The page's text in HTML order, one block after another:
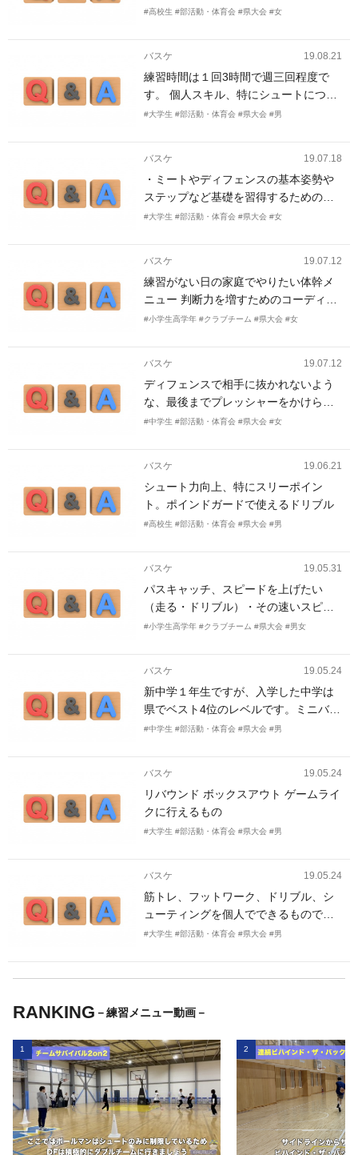
手くなればいいというのはわかってい
しても、何をすればいいかわかりませ
ん。個人練習で上手くなるにはどうす
ればいいでしょうか。それと、実力を
つける、ということについて教えてく
#高校生 #部活動・体育会 #県大会 #女
バスケ 19.08.21
練習時間は１回3時間で週三回程度で
す。 個人スキル、特にシュートにつな
がる部分とピックアンドロールのスキ
携の部分を詰める練習メニューがあり
ましたら教えていただきたいです。
#大学生 #部活動・体育会 #県大会 #男
バスケ 19.07.18
・ミートやディフェンスの基本姿勢や
ステップなど基礎を習得するための練
習 ・人数が少ないため、初心者でも試
基礎を習得できるようにして、経験者
は練習レベルを落とさない練習がした
い
#大学生 #部活動・体育会 #県大会 #女
バスケ 19.07.12
練習がない日の家庭でやりたい体幹メ
ニュー 判断力を増すためのコーディネ
ーション 速く走れるようになるための
#小学生高学年 #クラブチーム #県大会 #女
バスケ 19.07.12
ディフェンスで相手に抜かれないよう
な、最後までプレッシャーをかけられ
る足を作りたい。オフェンスでは1on1
#中学生 #部活動・体育会 #県大会 #女
バスケ 19.06.21
シュート力向上、特にスリーポイン
ト。ポインドガードで使えるドリブル
#高校生 #部活動・体育会 #県大会 #男
バスケ 19.05.31
パスキャッチ、スピードを上げたい
（走る・ドリブル）・その速いスピー
ドでの判断力
#小学生高学年 #クラブチーム #県大会 #男女
バスケ 19.05.24
新中学１年生ですが、入学した中学は
県でベスト4位のレベルです。ミニバス
をやっていたので、テクニックはそこ
という時のスピードが劣ります。あ
と、なかなかパワーポジションが身に
つかず、姿勢が高い気がします。その
ため、一つ一つの動きや技は上手いの
けるための、筋力トレーニング、体幹
トレーニング、コーディネーショント
レーニングをいくつか教えて欲しいで
#中学生 #部活動・体育会 #県大会 #男
バスケ 19.05.24
リバウンド ボックスアウト ゲームライ
クに行えるもの
#大学生 #部活動・体育会 #県大会 #男
バスケ 19.05.24
筋トレ、フットワーク、ドリブル、シ
ューティングを個人でできるもので組
んでほしいです。走ってジャンプスト
#大学生 #部活動・体育会 #県大会 #男
RANKING －練習メニュー動画－
1 2